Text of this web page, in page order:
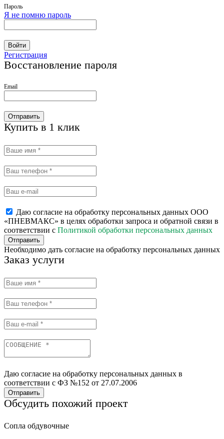
Пароль
Я не помню пароль
Войти
Регистрация
Восстановление пароля
Email
Отправить
Купить в 1 клик
Даю согласие на обработку персональных данных ООО
«ПНЕВМАКС» в целях обработки запроса и обратной связи в
соответствии с Политикой обработки персональных данных
Отправить
Необходимо дать согласие на обработку персональных данных
Заказ услуги
Даю согласие на обработку персональных данных в
соответствии с ФЗ №152 от 27.07.2006
Отправить
Обсудить похожий проект
Сопла обдувочные